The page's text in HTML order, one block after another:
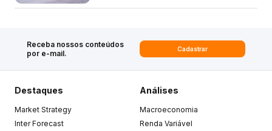
Receba nossos conteúdos
por e-mail.
Cadastrar
Destaques
Market Strategy
Inter Forecast
Análises
Macroeconomia
Renda Variável